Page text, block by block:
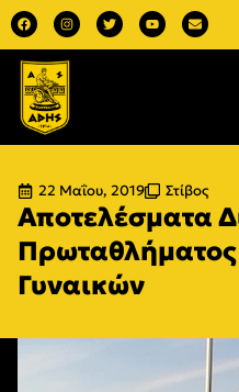
22 Μαΐου, 2019 Στίβος
Αποτελέσματα
Πρωταθλήματος
Γυναικών